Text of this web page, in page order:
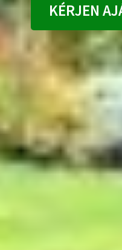
KÉRJEN